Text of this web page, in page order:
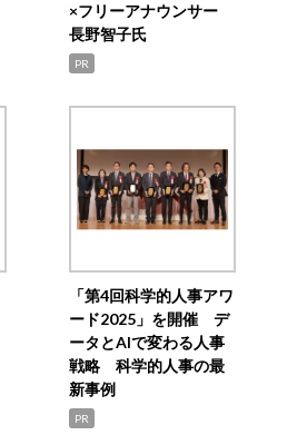
×フリーアナウンサー
長野智子氏
PR
「第4回科学的人事アワ
ード2025」を開催 デ
ータとAIで変わる人事
戦略 科学的人事の最
新事例
PR